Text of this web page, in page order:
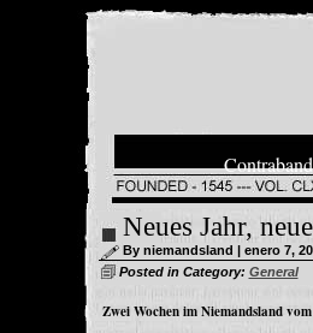
Neues Jahr,
By niemandsland | enero 7,
Posted in Category: General
Zwei Wochen im Niemandsland